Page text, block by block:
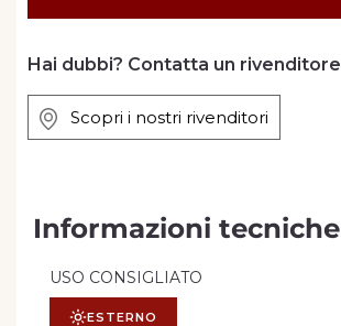
Hai dubbi? Contatta un rivenditore
Scopri i nostri rivenditori
Informazioni tecniche
USO CONSIGLIATO
ESTERNO